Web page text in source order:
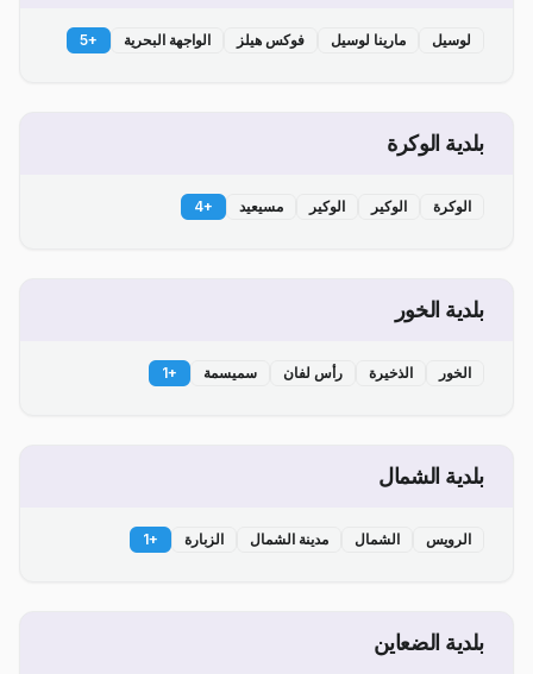
لوسيل مارينا لوسيل فوكس هيلز الواجهة البحرية +
5
بلدية الوكرة
الوكرة الوكير الوكير مسيعيد +
4
بلدية الخور
الخور الذخيرة رأس لفان سميسمة +
1
بلدية الشمال
الرويس الشمال مدينة الشمال الزبارة +
1
بلدية الضعاين